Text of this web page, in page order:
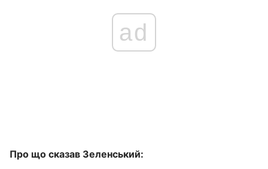
ad
Про що сказав Зеленський: